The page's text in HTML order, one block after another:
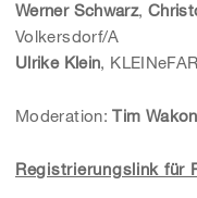
Werner Schwarz,
Volkersdorf/A
Ulrike Klein,
Moderation:Tim
Registrierungslink für